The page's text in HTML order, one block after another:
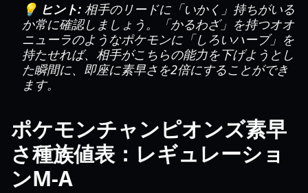
💡 ヒント: 相手のリードに「いかく」持ちがいる
か常に確認しましょう。「かるわざ」を持つオオ
ニューラのようなポケモンに「しろいハーブ」を
持たせれば、相手がこちらの能力を下げようとし
た瞬間に、即座に素早さを2倍にすることができ
ます。
ポケモンチャンピオンズ素早
さ種族値表：レギュレーショ
ンM-A